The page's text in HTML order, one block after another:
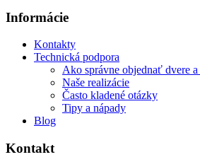
Informácie
Kontakty
Technická podpora
Ako správne objednať dvere a
Naše realizácie
Často kladené otázky
Tipy a nápady
Blog
Kontakt